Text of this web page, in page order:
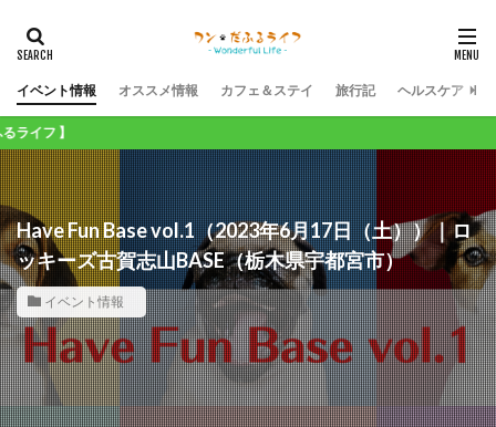
イベント情報 オススメ情報 カフェ＆ステイ 旅行記 ヘルスケア
Have Fun Base vol.1（2023年6月17日（土））｜ロ
ッキーズ古賀志山BASE（栃木県宇都宮市）
イベント情報